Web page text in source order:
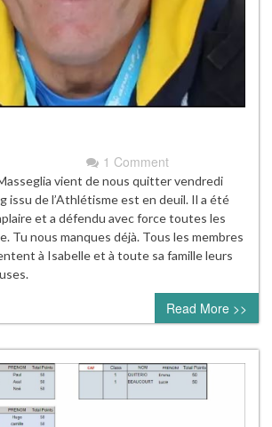
1 Comment
vient de nous quitter vendredi
issu de l’Athlétisme est en deuil. Il a été
et a défendu avec force toutes les
Tu nous manques déjà. Tous les membres
à Isabelle et à toute sa famille leurs
Read More >>